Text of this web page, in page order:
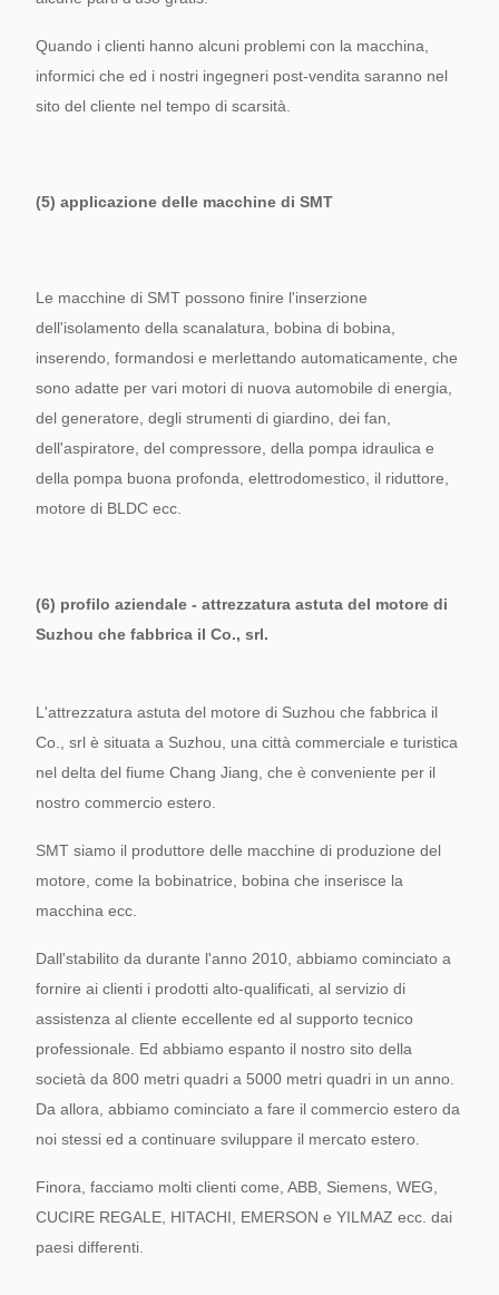
Quando i clienti hanno alcuni problemi con la macchina,
informici che ed i nostri ingegneri post-vendita saranno nel
sito del cliente nel tempo di scarsità.
(5) applicazione delle macchine di SMT
Le macchine di SMT possono finire l'inserzione
dell'isolamento della scanalatura, bobina di bobina,
inserendo, formandosi e merlettando automaticamente, che
sono adatte per vari motori di nuova automobile di energia,
del generatore, degli strumenti di giardino, dei fan,
dell'aspiratore, del compressore, della pompa idraulica e
della pompa buona profonda, elettrodomestico, il riduttore,
motore di BLDC ecc.
(6) profilo aziendale - attrezzatura astuta del motore di
Suzhou che fabbrica il Co., srl.
L'attrezzatura astuta del motore di Suzhou che fabbrica il
Co., srl è situata a Suzhou, una città commerciale e turistica
nel delta del fiume Chang Jiang, che è conveniente per il
nostro commercio estero.
SMT siamo il produttore delle macchine di produzione del
motore, come la bobinatrice, bobina che inserisce la
macchina ecc.
Dall'stabilito da durante l'anno 2010, abbiamo cominciato a
fornire ai clienti i prodotti alto-qualificati, al servizio di
assistenza al cliente eccellente ed al supporto tecnico
professionale. Ed abbiamo espanto il nostro sito della
società da 800 metri quadri a 5000 metri quadri in un anno.
Da allora, abbiamo cominciato a fare il commercio estero da
noi stessi ed a continuare sviluppare il mercato estero.
Finora, facciamo molti clienti come, ABB, Siemens, WEG,
CUCIRE REGALE, HITACHI, EMERSON e YILMAZ ecc. dai
paesi differenti.